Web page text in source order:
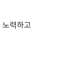
력하고